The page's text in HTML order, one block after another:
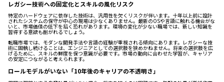
レガシー技術への固定化とスキルの風化リスク
特定のハードウェアに依存した技術は、汎用性を欠くリスクが伴います。十年以上前に設計
されたシステムの保守が中心の現場は少なくありません。最新のOSや言語に触れる機会がな
いと、市場価値の低下を招く恐れがあります。環境の変化が少ない職場では、新しい知識を
習得する意欲も削がれるでしょう。
転職市場では、モダンな開発手法や言語の経験が重視される傾向にあります。レガシーな技
術に固執し続けることは、エンジニアとしての選択肢を狭めかねません。将来の選択肢を広
げるために、スキルの鮮度を保つ意識が必要です。市場の動向に合わせた学習が、キャリア
の安定につながると考えられます。
ロールモデルがいない「10年後のキャリアの不透明さ」